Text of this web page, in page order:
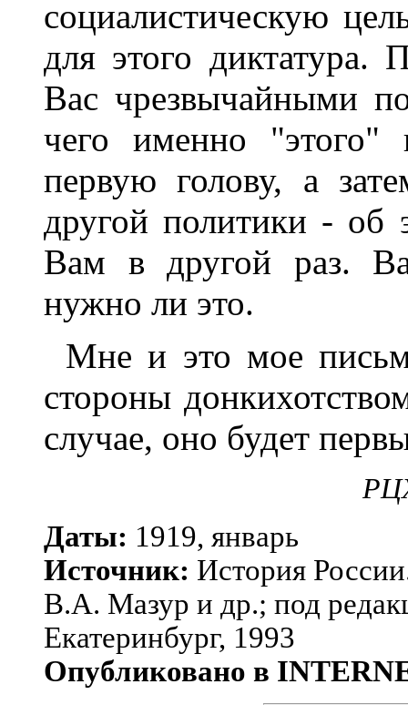
социалистическую
для этого диктатура.
Вас чрезвычайными
чего именно "этого"
первую голову, а
другой политики - об
Вам в другой раз.
нужно ли это.
Мне и это мое
стороны
случае, оно будет
Даты: 1919, январь
Источник: История
В.А. Мазур и др.; под
Екатеринбург, 1993
Опубликовано в